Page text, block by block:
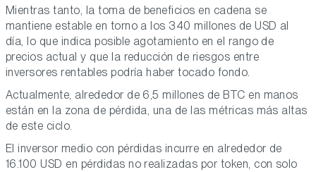
Mientras tanto, la toma de beneficios en cadena se
mantiene estable en torno a los 340 millones de USD al
día, lo que indica posible agotamiento en el rango de
precios actual y que la reducción de riesgos entre
inversores rentables podría haber tocado fondo.
Actualmente, alrededor de 6,5 millones de BTC en manos
están en la zona de pérdida, una de las métricas más altas
de este ciclo.
El inversor medio con pérdidas incurre en alrededor de
16.100 USD en pérdidas no realizadas por token, con solo